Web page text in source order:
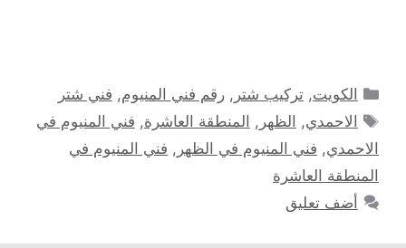
التصنيفات
الكويت,تركيب شتر ,رقم فني المنيوم, فني شتر
الوسوم
الاحمدي, الظهر , المنطقة العاشرة, فني المنيوم في
الاحمدي, فني المنيوم في الظهر , فني المنيوم في
المنطقة العاشرة
أضف تعليق